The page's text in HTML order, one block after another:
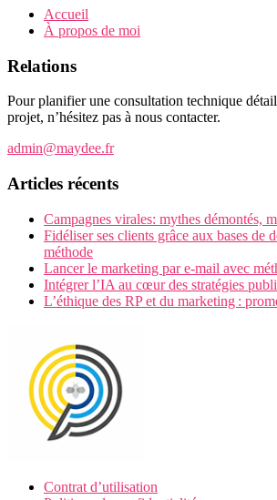
Accueil
À propos de moi
Relations
Pour planifier une consultation technique
projet, n’hésitez pas à nous contacter.
admin@maydee.fr
Articles récents
Campagnes virales: mythes démontés,
Fidéliser ses clients grâce aux bases de
méthode
Lancer le marketing par e-mail avec
Intégrer l’IA au cœur des stratégies
L’éthique des RP et du marketing :
Contrat d’utilisation